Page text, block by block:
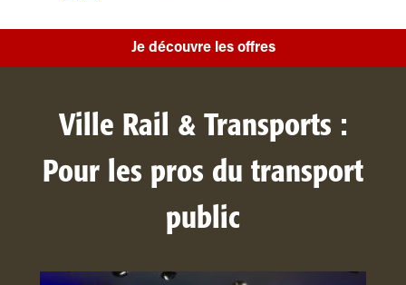
Je découvre les offres
Ville Rail & Transports :
Pour les pros du transport
public